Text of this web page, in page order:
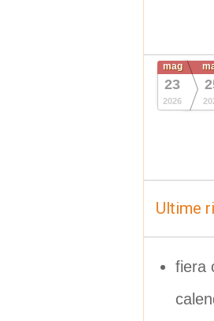
mag
23
2026
Ultime
fiera